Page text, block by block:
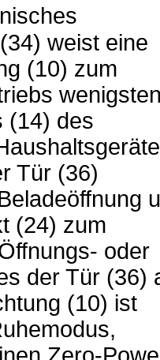
weist eine
(10) zum
(14) des
Tür (36)
(24) zum
oder
der Tür (36)
(10) ist